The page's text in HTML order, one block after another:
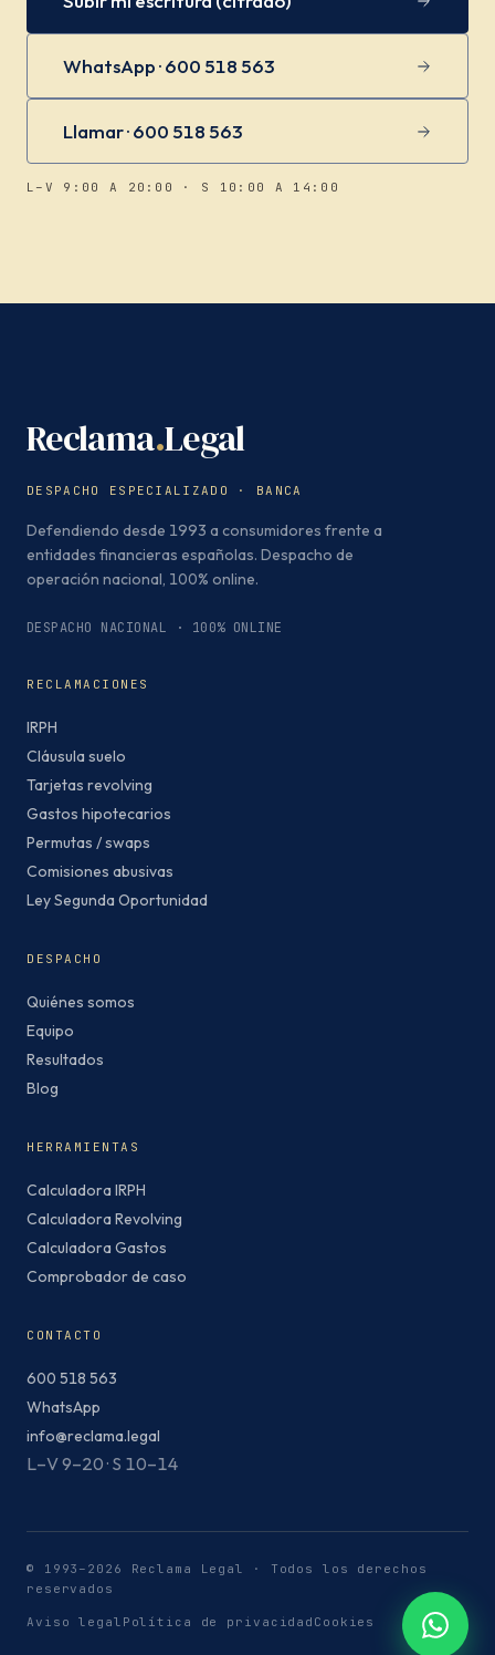
WhatsApp · 600 518 563
Llamar · 600 518 563
L–V 9:00 A 20:00 · S 10:00 A 14:00
Reclama.Legal
DESPACHO ESPECIALIZADO · BANCA
Defendiendo desde 1993 a consumidores frente a
entidades financieras españolas. Despacho de
operación nacional, 100% online.
DESPACHO NACIONAL · 100% ONLINE
RECLAMACIONES
IRPH
Cláusula suelo
Tarjetas revolving
Gastos hipotecarios
Permutas / swaps
Comisiones abusivas
Ley Segunda Oportunidad
DESPACHO
Quiénes somos
Equipo
Resultados
Blog
HERRAMIENTAS
Calculadora IRPH
Calculadora Revolving
Calculadora Gastos
Comprobador de caso
CONTACTO
600 518 563
WhatsApp
info@reclama.legal
L–V 9–20 · S 10–14
© 1993–2026 Reclama Legal · Todos los derechos
reservados
Aviso legal Política de privacidad Cookies